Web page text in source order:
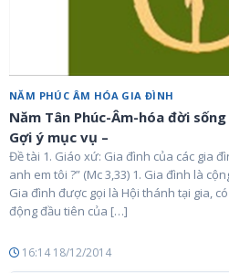
NĂM PHÚC ÂM HÓA GIA ĐÌNH
Năm Tân Phúc-Âm-hóa đời
Gợi ý mục vụ –
Đề tài 1. Giáo xứ: Gia đình của các gia
anh em tôi ?” (Mc 3,33) 1. Gia đình là
Gia đình được gọi là Hội thánh tại gia,
động đầu tiên của […]
16:14 18/12/2014